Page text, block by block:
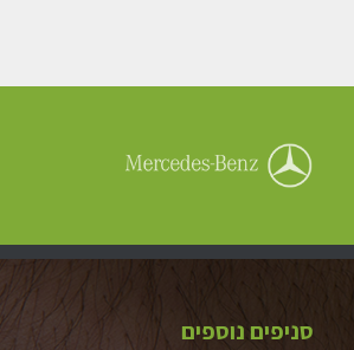
סניפים נוספים